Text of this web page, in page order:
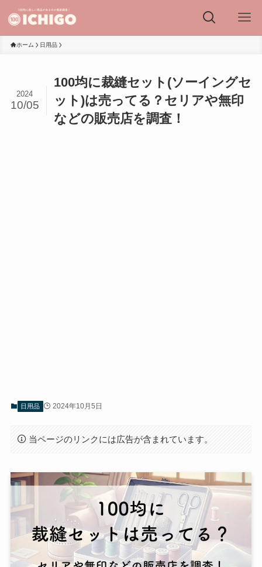
ホーム 日用品
100均に裁縫セット(ソーイングセ
ット)は売ってる？セリアや無印
などの販売店を調査！
2024
10/05
日用品 2024年10月5日
当ページのリンクには広告が含まれています。